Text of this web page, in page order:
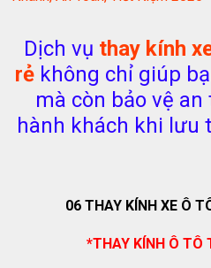
Dịch vụ thay kính
rẻkhông chỉ giúp
mà còn bảo vệ
hành khách khi lưu
06 THAY KÍNH XE Ô
*THAY KÍNH Ô TÔ